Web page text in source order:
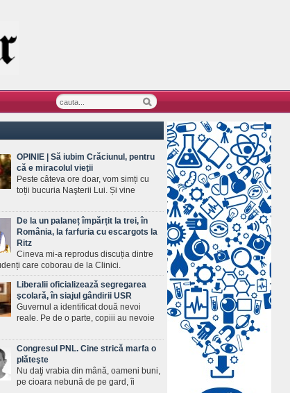
OPINIE | Să iubim Crăciunul, pentru
că e miracolul vieţii
Peste câteva ore doar, vom simți cu
toții bucuria Naşterii Lui. Și vine
De la un palaneț împărțit la trei, în
România, la farfuria cu escargots la
Ritz
Cineva mi-a reprodus discuția dintre
care coborau de la Clinici.
Liberalii oficializează segregarea
şcolară, în siajul gândirii USR
Guvernul a identificat două nevoi
reale. Pe de o parte, copiii au nevoie
Congresul PNL. Cine strică marfa o
plăteşte
Nu daţi vrabia din mână, oameni buni,
pe cioara nebună de pe gard, îi